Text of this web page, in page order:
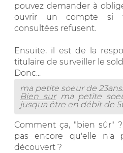
pouvez demander à
ouvrir un compte si
consultées refusent.
Ensuite, il est de la
titulaire de surveiller le
Donc...
ma petite soeur de 23ans.
Bien surma petite
jusqua être en débit de
Comment ça, "bien sûr"
pas encore qu'elle n'a
découvert ?